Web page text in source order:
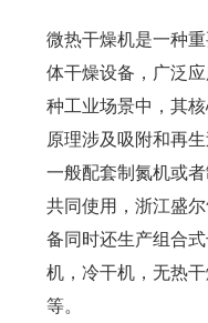
微热干燥机是一种
体干燥设备，广泛
种工业场景中，其
原理涉及吸附和再生
一般配套制氮机或
共同使用，浙江盛
备同时还生产组合
机，冷干机，无热
等。